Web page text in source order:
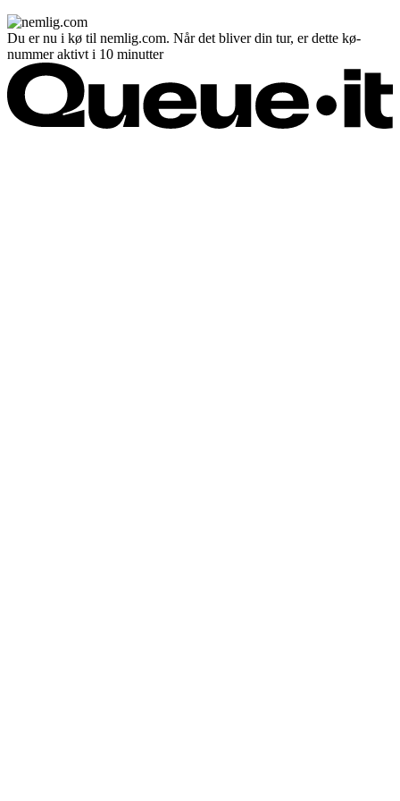
Du er nu i kø til nemlig.com. Når det bliver din tur, er dette kø-
nummer aktivt i 10 minutter